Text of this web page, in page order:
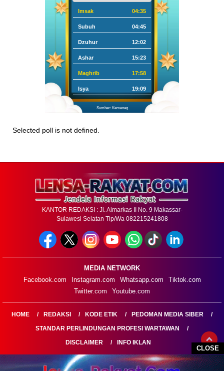
CLOSE
Imsak 04:35
Subuh 04:45
Dzuhur 12:02
Ashar 15:23
Maghrib 17:58
Isya 19:09
Sumber: Kemenag
Selected poll is not defined.
KANTOR REDAKSI : Jl. Almarkas II No. 9 Makassar-
Sulawesi Selatan Tlp/Wa 082215241808
MEDIA NETWORK
Facebook.com
Instagram.com Whatsapp.com
Tiktok.com
Twitter.com
Youtube.com
HOME REDAKSI KODE ETIK
PEDOMAN MEDIA SIBER
STANDAR PERLINDUNGAN PROFESI WARTAWAN
DISCLAIMER
INFO IKLAN
LENSARAKYAT.COM@2026